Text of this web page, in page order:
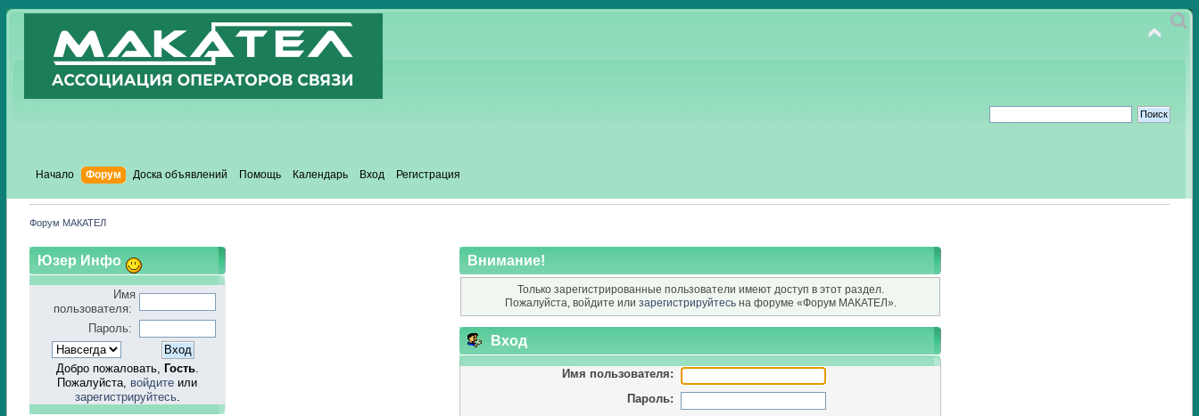
Начало Форум Доска объявлений Помощь Календарь Вход Регистрация
Форум МАКАТЕЛ
Юзер Инфо
Имя
пользователя:
Пароль:
Добро пожаловать, Гость.
Пожалуйста, войдите или
зарегистрируйтесь.
Внимание!
Только зарегистрированные пользователи имеют доступ в этот раздел.
Пожалуйста, войдите или зарегистрируйтесьна форуме «Форум МАКАТЕЛ».
Вход
Имя пользователя:
Пароль: